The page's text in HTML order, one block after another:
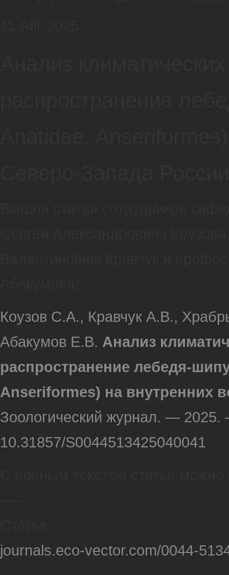
Коузов С.А., Кравчук А.В.,
Абакумов Е.В. Анализ
распространение лебедя-
Anseriformes) на внутренних
Зоологический журнал. —
10.31857/S0044513425040041
journals.eco-vector.com/0044-